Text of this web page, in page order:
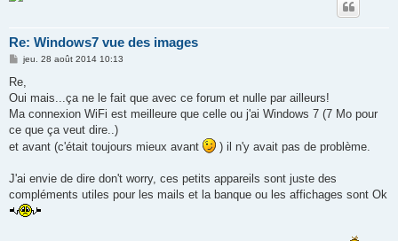
Re: Windows7 vue des images
M
s
a
g
jeu. 28 août 2014 10:13
Re,
Oui mais...ça ne le fait que avec ce forum et nulle par ailleurs!
Ma connexion WiFi est meilleure que celle ou j'ai Windows 7 (7 Mo pour
ce que ça veut dire..)
et avant (c'était toujours mieux avant
) il n'y avait pas de problème.
J'ai envie de dire don't worry, ces petits appareils sont juste des
compléments utiles pour les mails et la banque ou les affichages sont Ok